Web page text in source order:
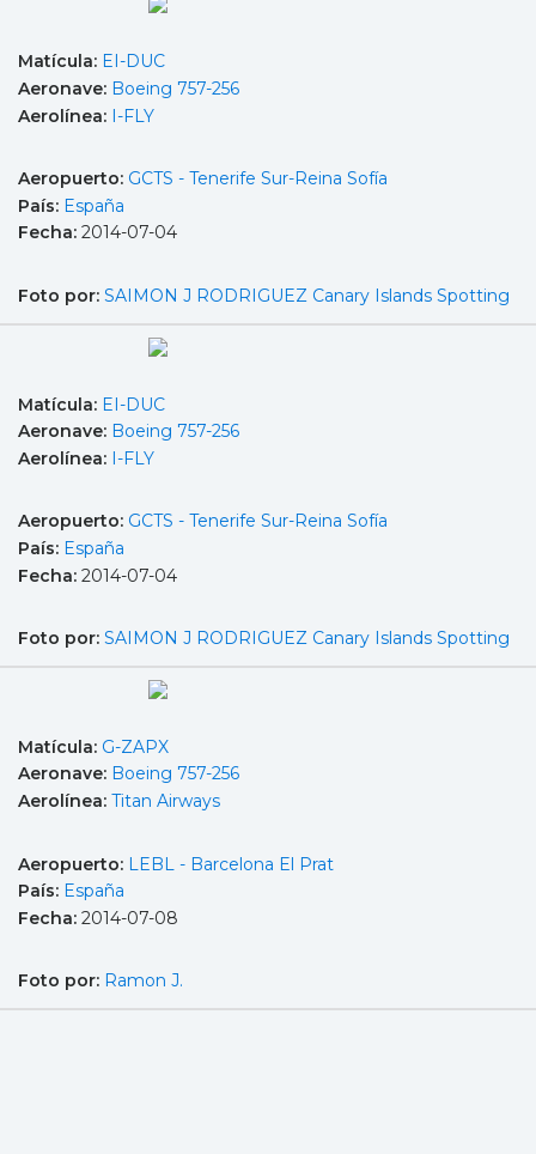
Matícula: EI-DUC
Aeronave: Boeing 757-256
Aerolínea: I-FLY
Aeropuerto: GCTS - Tenerife Sur-Reina Sofía
País: España
Fecha: 2014-07-04
Foto por: SAIMON J RODRIGUEZ Canary Islands Spotting
Matícula: EI-DUC
Aeronave: Boeing 757-256
Aerolínea: I-FLY
Aeropuerto: GCTS - Tenerife Sur-Reina Sofía
País: España
Fecha: 2014-07-04
Foto por: SAIMON J RODRIGUEZ Canary Islands Spotting
Matícula: G-ZAPX
Aeronave: Boeing 757-256
Aerolínea: Titan Airways
Aeropuerto: LEBL - Barcelona El Prat
País: España
Fecha: 2014-07-08
Foto por: Ramon J.